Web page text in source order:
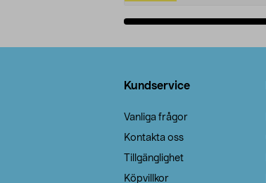
Kundservice
Vanliga frågor
Kontakta oss
Tillgänglighet
Köpvillkor